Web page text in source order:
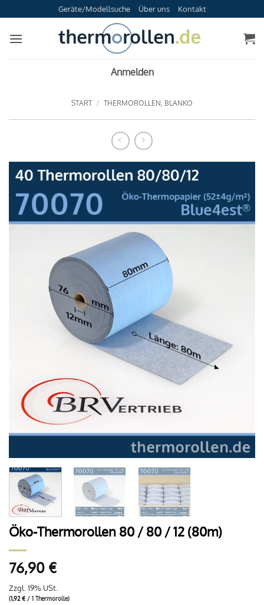
Inhalt
springen
Geräte/Modellsuche Über uns Kontakt
Anmelden
START / THERMOROLLEN, BLANKO
Öko-Thermorollen 80 / 80 / 12 (80m)
76,90 €
Zzgl. 19% USt.
(1,92€ / 1 Thermorolle)